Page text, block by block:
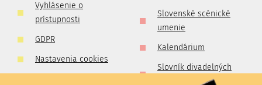
Vyhlásenie o
prístupnosti
GDPR
Nastavenia cookies
Slovenské scénické
umenie
Kalendárium
Slovník divadelných
kritikov a publicistov